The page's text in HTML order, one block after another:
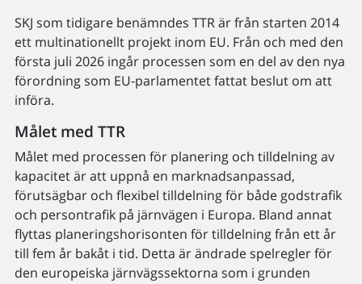
SKJ som tidigare benämndes TTR är från starten 2014
ett multinationellt projekt inom EU. Från och med den
första juli 2026 ingår processen som en del av den nya
förordning som EU-parlamentet fattat beslut om att
införa.
Målet med TTR
Målet med processen för planering och tilldelning av
kapacitet är att uppnå en marknadsanpassad,
förutsägbar och flexibel tilldelning för både godstrafik
och persontrafik på järnvägen i Europa. Bland annat
flyttas planeringshorisonten för tilldelning från ett år
till fem år bakåt i tid. Detta är ändrade spelregler för
den europeiska järnvägssektorna som i grunden